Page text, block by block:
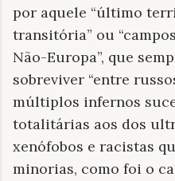
por aquele “último
transitória” ou
Não-Europa”, que
sobreviver “entre
múltiplos infernos
totalitárias aos dos
xenófobos e racistas
minorias, como foi o